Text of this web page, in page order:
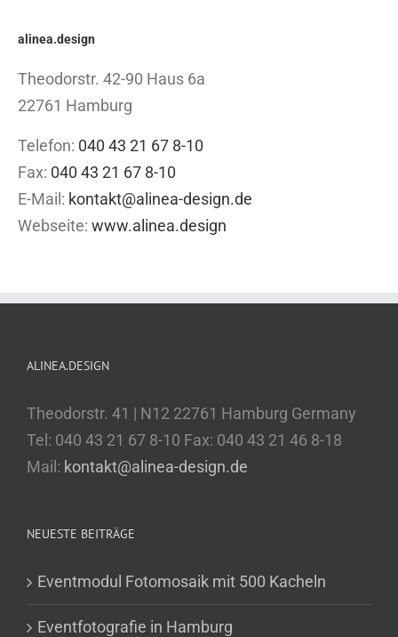
alinea.design
Theodorstr. 42-90 Haus 6a
22761 Hamburg
Telefon: 040 43 21 67 8-10
Fax: 040 43 21 67 8-10
E-Mail: kontakt@alinea-design.de
Webseite: www.alinea.design
ALINEA.DESIGN
Theodorstr. 41 | N12 22761 Hamburg Germany
Tel: 040 43 21 67 8-10 Fax: 040 43 21 46 8-18
Mail: kontakt@alinea-design.de
NEUESTE BEITRÄGE
Eventmodul Fotomosaik mit 500 Kacheln
Eventfotografie in Hamburg